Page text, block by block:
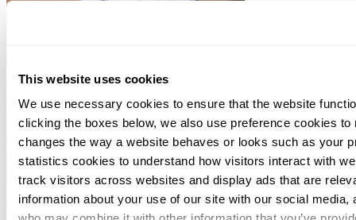
This website uses cookies
We use necessary cookies to ensure that the website
clicking the boxes below, we also use preference cookies
changes the way a website behaves or looks such as your
statistics cookies to understand how visitors interact with
track visitors across websites and display ads that are
information about your use of our site with our social
July 03, 2026Osana suurempaa kokonaisuutta, mutta silti rohkeasti